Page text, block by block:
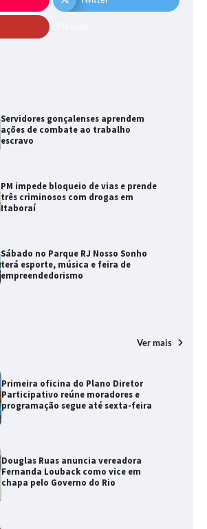
Servidores gonçalenses aprendem
ações de combate ao trabalho
escravo
PM impede bloqueio de vias e prende
três criminosos com drogas em
Itaboraí
Sábado no Parque RJ Nosso Sonho
terá esporte, música e feira de
empreendedorismo
Ver mais
Primeira oficina do Plano Diretor
Participativo reúne moradores e
programação segue até sexta-feira
Douglas Ruas anuncia vereadora
Fernanda Louback como vice em
chapa pelo Governo do Rio